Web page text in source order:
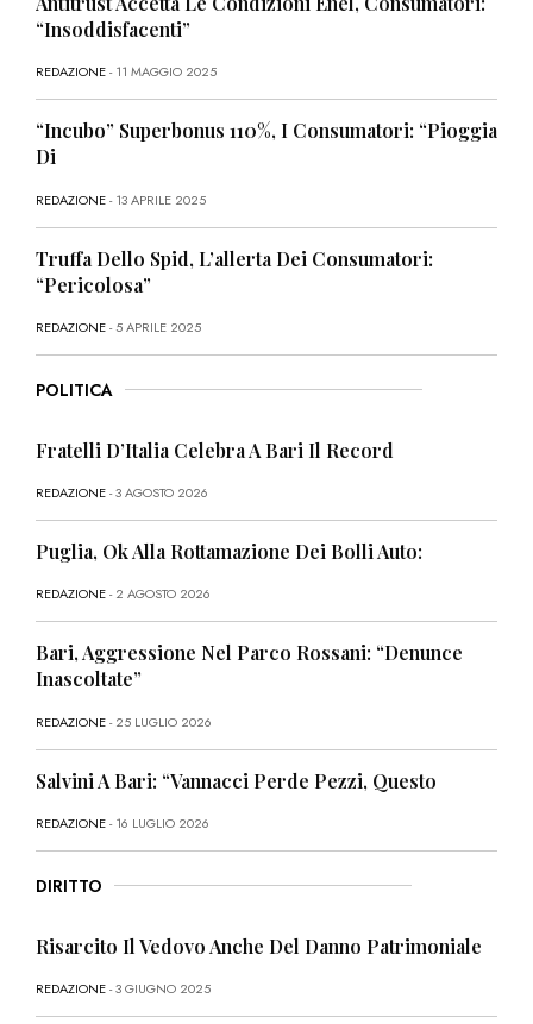
“Insoddisfacenti”
REDAZIONE- 11 MAGGIO 2025
“Incubo” Superbonus 110%, I Consumatori: “Pioggia
Di
REDAZIONE- 13 APRILE 2025
Truffa Dello Spid, L’allerta Dei Consumatori:
“Pericolosa”
REDAZIONE- 5 APRILE 2025
POLITICA
Fratelli D’Italia Celebra A Bari Il Record
REDAZIONE- 3 AGOSTO 2026
Puglia, Ok Alla Rottamazione Dei Bolli Auto:
REDAZIONE- 2 AGOSTO 2026
Bari, Aggressione Nel Parco Rossani: “Denunce
Inascoltate”
REDAZIONE- 25 LUGLIO 2026
Salvini A Bari: “Vannacci Perde Pezzi, Questo
REDAZIONE- 16 LUGLIO 2026
DIRITTO
Risarcito Il Vedovo Anche Del Danno Patrimoniale
REDAZIONE- 3 GIUGNO 2025